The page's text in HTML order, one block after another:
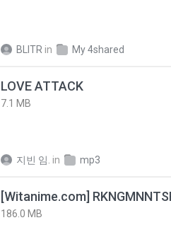
BLITR in My 4shared
LOVE ATTACK
7.1 MB
지빈 임. in mp3
186.0 MB